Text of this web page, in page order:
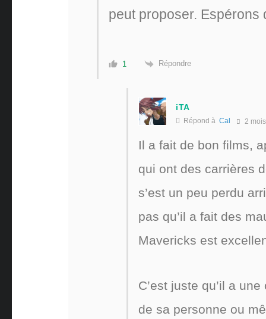
peut proposer. Espérons
1 Répondre
iTA
Répond à Cal 2 mois
Il a fait de bon films,
qui ont des carrières
s’est un peu perdu
pas qu’il a fait des
Mavericks est
C’est juste qu’il a
de sa personne ou